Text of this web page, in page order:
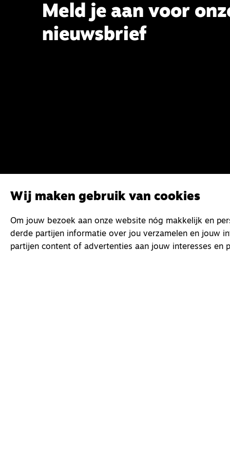
Meld je aan voor
nieuwsbrief
Wij maken gebruik van cookies
Om jouw bezoek aan onze website nóg makkelijk en
derde partijen informatie over jou verzamelen en jouw
partijen content of advertenties aan jouw interesses en